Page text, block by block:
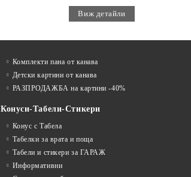
Виж детайли
Комплекти пана от канава
Детски картини от канава
РАЗПРОДАЖБА на картини -40%
Конуси-Табели-Стикери
Конус с Табела
Табелки за врата и поща
Табели и стикери за ГАРАЖ
Информативни